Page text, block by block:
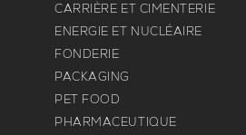
CARRIÈRE ET CIMENTERIE
ENERGIE ET NUCLÉAIRE
FONDERIE
PACKAGING
PET FOOD
PHARMACEUTIQUE